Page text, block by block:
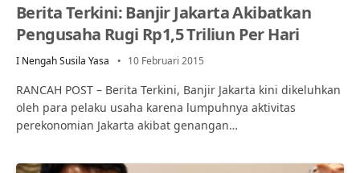
Berita Terkini: Banjir Jakarta Akibatkan
Pengusaha Rugi Rp1,5 Triliun Per Hari
I Nengah Susila Yasa 10 Februari 2015
RANCAH POST – Berita Terkini, Banjir Jakarta kini dikeluhkan
oleh para pelaku usaha karena lumpuhnya aktivitas
perekonomian Jakarta akibat genangan…